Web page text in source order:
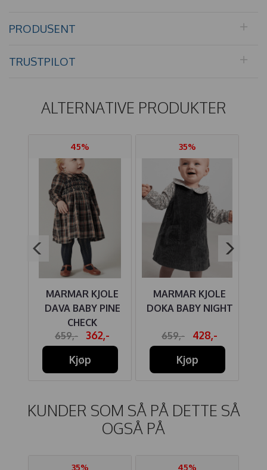
PRODUSENT
TRUSTPILOT
ALTERNATIVE PRODUKTER
45%
MARMAR KJOLE
DAVA BABY PINE
CHECK
659,-
362,-
Kjøp
35%
MARMAR KJOLE
DOKA BABY NIGHT
659,-
428,-
Kjøp
KUNDER SOM SÅ PÅ DETTE SÅ
OGSÅ PÅ
35% 45%